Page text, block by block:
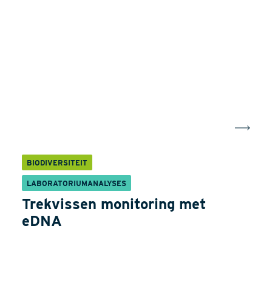
BIODIVERSITEIT
LABORATORIUMANALYSES
Trekvissen monitoring met
eDNA